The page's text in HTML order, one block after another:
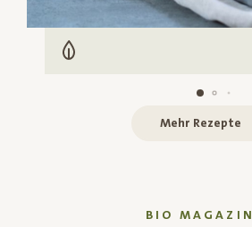
Vegetarisch
Mehr Rezepte
BIO MAGAZIN